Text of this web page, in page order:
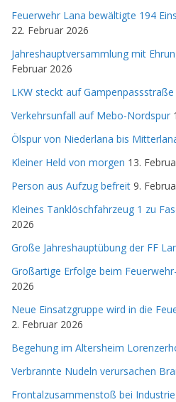
Feuerwehr Lana bewältigte 194
22. Februar 2026
Jahreshauptversammlung mit
Februar 2026
LKW steckt auf
Verkehrsunfall auf Mebo-Nordspur
Ölspur von Niederlana bis
Kleiner Held von morgen 13.
Person aus Aufzug befreit 9.
Kleines Tanklöschfahrzeug 1 zu
2026
Große Jahreshauptübung der FF
Großartige Erfolge beim
2026
Neue Einsatzgruppe wird in die
2. Februar 2026
Begehung im Altersheim
Verbrannte Nudeln verursachen
Frontalzusammenstoß bei